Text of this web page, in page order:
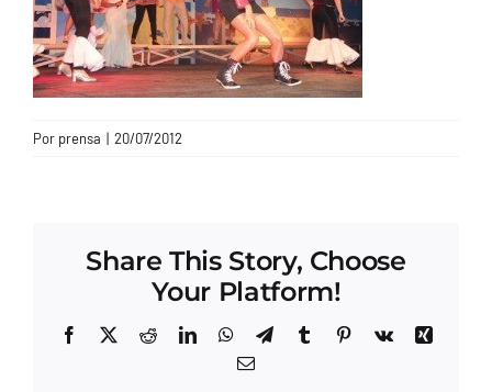
Por prensa | 20/07/2012
Share This Story, Choose
Your Platform!
Facebook
X RedditLinkedInWhatsApp
TelegramTumblrPinterest
Vk
Xing
Correo